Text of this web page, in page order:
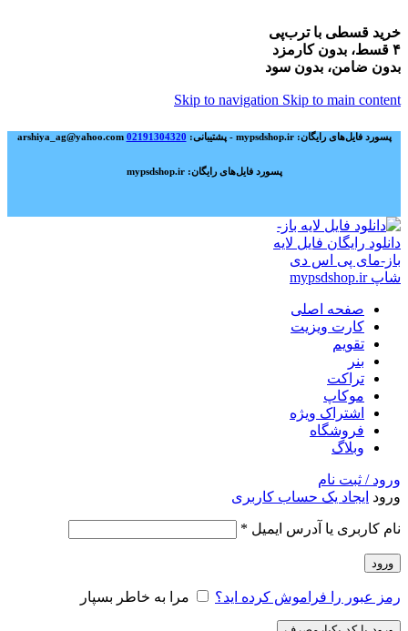
خرید قسطی با ترب‌پی
۴ قسط، بدون کارمزد
بدون ضامن، بدون سود
Skip to navigation Skip to main content
پسورد فایل‌های رایگان: mypsdshop.ir - پشتیبانی: arshiya_ag@yahoo.com 02191304320
پسورد فایل‌های رایگان: mypsdshop.ir
صفحه اصلی
کارت ویزیت
تقویم
بنر
تراکت
موکاپ
اشتراک ویژه
فروشگاه
وبلاگ
ورود / ثبت نام
ورود ایجاد یک حساب کاربری
نام کاربری یا آدرس ایمیل *
ورود
رمز عبور را فراموش کرده اید؟ مرا به خاطر بسپار